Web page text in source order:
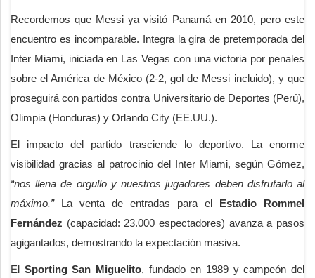
Recordemos que Messi ya visitó Panamá en 2010, pero este
encuentro es incomparable. Integra la gira de pretemporada del
Inter Miami, iniciada en Las Vegas con una victoria por penales
sobre el América de México (2-2, gol de Messi incluido), y que
proseguirá con partidos contra Universitario de Deportes (Perú),
Olimpia (Honduras) y Orlando City (EE.UU.).
El impacto del partido trasciende lo deportivo. La enorme
visibilidad gracias al patrocinio del Inter Miami, según Gómez,
“nos llena de orgullo y nuestros jugadores deben disfrutarlo al
máximo.”La venta de entradas para el Estadio Rommel
Fernández (capacidad: 23.000 espectadores) avanza a pasos
agigantados, demostrando la expectación masiva.
El Sporting San Miguelito, fundado en 1989 y campeón del